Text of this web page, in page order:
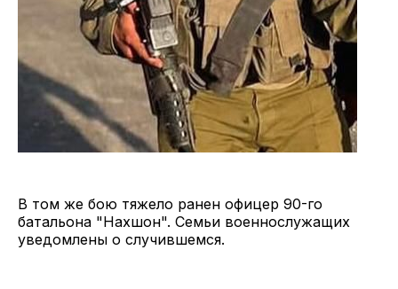
В том же бою тяжело ранен офицер 90-го
батальона "Нахшон". Семьи военнослужащих
уведомлены о случившемся.